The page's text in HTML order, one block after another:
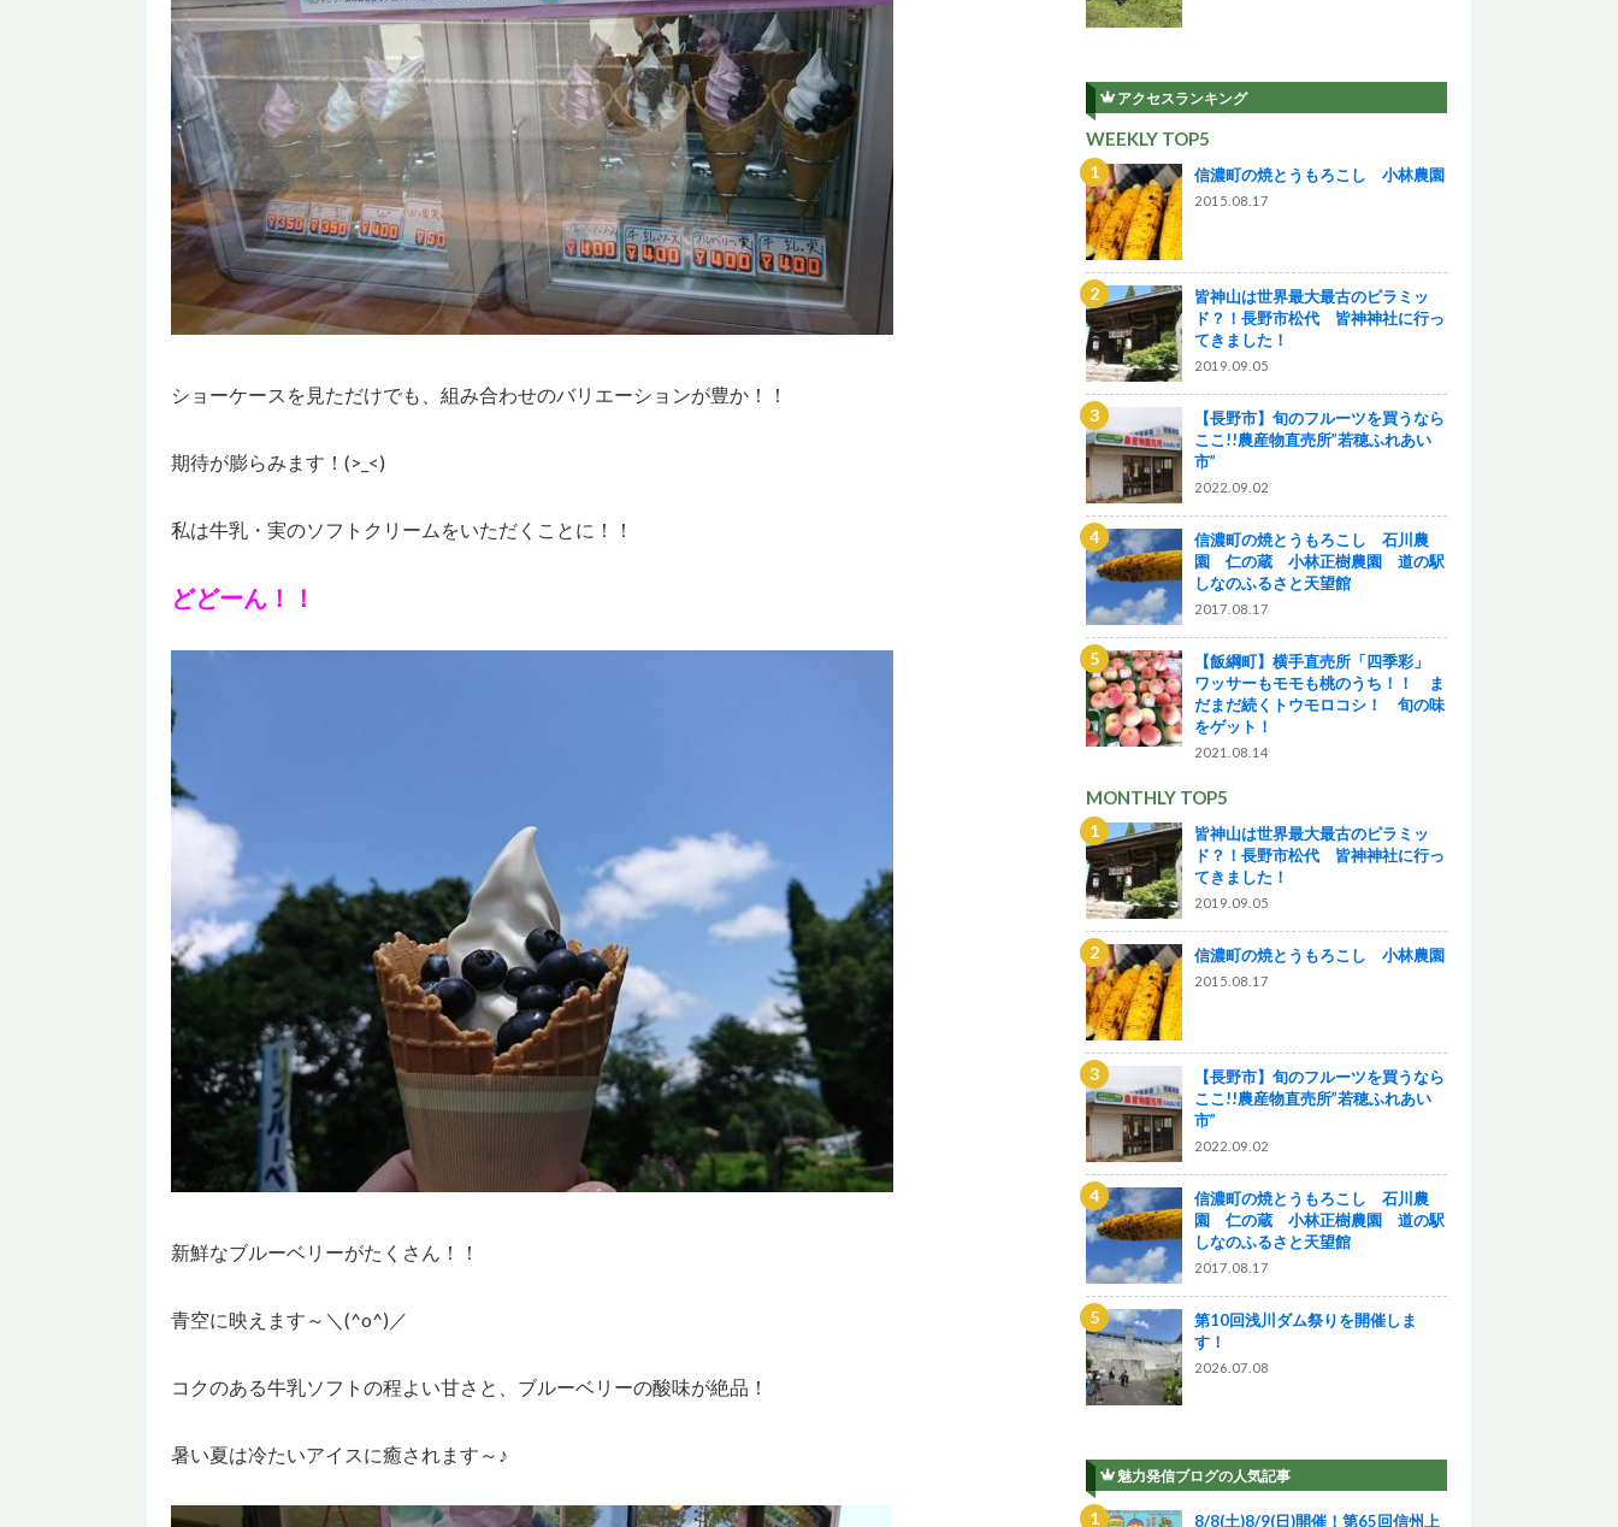
ショーケースを見ただけでも、組み合わせのバリエーションが豊か！！
期待が膨らみます！(>_<)
私は牛乳・実のソフトクリームをいただくことに！！
どどーん！！
新鮮なブルーベリーがたくさん！！
青空に映えます～＼(^o^)／
コクのある牛乳ソフトの程よい甘さと、ブルーベリーの酸味が絶品！
暑い夏は冷たいアイスに癒されます～♪
アクセスランキング
WEEKLY TOP5
信濃町の焼とうもろこし 小林農園
2015.08.17
皆神山は世界最大最古のピラミッ
ド？！長野市松代 皆神神社に行っ
てきました！
2019.09.05
【長野市】旬のフルーツを買うなら
ここ!!農産物直売所”若穂ふれあい
市”
2022.09.02
信濃町の焼とうもろこし 石川農
園 仁の蔵 小林正樹農園 道の駅
しなのふるさと天望館
2017.08.17
【飯綱町】横手直売所「四季彩」
ワッサーもモモも桃のうち！！ ま
だまだ続くトウモロコシ！ 旬の味
をゲット！
2021.08.14
MONTHLY TOP5
皆神山は世界最大最古のピラミッ
ド？！長野市松代 皆神神社に行っ
てきました！
2019.09.05
信濃町の焼とうもろこし 小林農園
2015.08.17
【長野市】旬のフルーツを買うなら
ここ!!農産物直売所”若穂ふれあい
市”
2022.09.02
信濃町の焼とうもろこし 石川農
園 仁の蔵 小林正樹農園 道の駅
しなのふるさと天望館
2017.08.17
第10回浅川ダム祭りを開催しま
す！
2026.07.08
魅力発信ブログの人気記事
8/8(土)8/9(日)開催！第65回信州上